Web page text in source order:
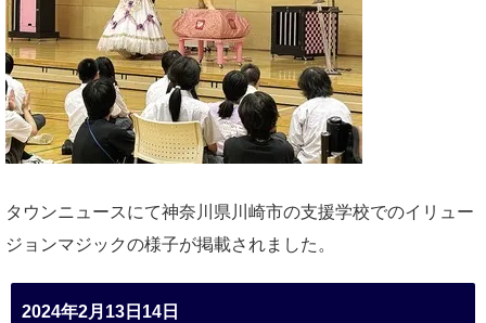
タウンニュースにて神奈川県川崎市の支援学校でのイリュー
ジョンマジックの様子が掲載されました。
2024年2月13日14日